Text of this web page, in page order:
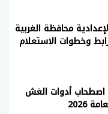
محافظة الغربية
اصطحاب أدوات الغش
2026